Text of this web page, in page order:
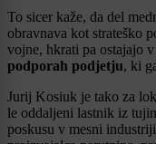
To sicer kaže, da del
obravnava kot strateško
vojne, hkrati pa ostajajo
podporah podjetju, ki
Jurij Kosiuk je tako za
le oddaljeni lastnik iz
poskusu v mesni